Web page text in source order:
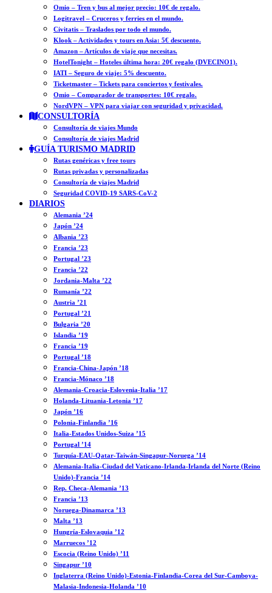
Omio – Tren y bus al mejor precio: 10€ de regalo.
Logitravel – Cruceros y ferries en el mundo.
Civitatis – Traslados por todo el mundo.
Klook – Actividades y tours en Asia: 5€ descuento.
Amazon – Artículos de viaje que necesitas.
HotelTonight – Hoteles última hora: 20€ regalo (DVECINO1).
IATI – Seguro de viaje: 5% descuento.
Ticketmaster – Tickets para conciertos y festivales.
Omio – Comparador de transportes: 10€ regalo.
NordVPN – VPN para viajar con seguridad y privacidad.
CONSULTORÍA
Consultoría de viajes Mundo
Consultoría de viajes Madrid
GUÍA TURISMO MADRID
Rutas genéricas y free tours
Rutas privadas y personalizadas
Consultoría de viajes Madrid
Seguridad COVID-19 SARS-CoV-2
DIARIOS
Alemania ’24
Japón ’24
Albania ’23
Francia ’23
Portugal ’23
Francia ’22
Jordania-Malta ’22
Rumanía ’22
Austria ’21
Portugal ’21
Bulgaria ’20
Islandia ’19
Francia ’19
Portugal ’18
Francia-China-Japón ’18
Francia-Mónaco ’18
Alemania-Croacia-Eslovenia-Italia ’17
Holanda-Lituania-Letonia ’17
Japón ’16
Polonia-Finlandia ’16
Italia-Estados Unidos-Suiza ’15
Portugal ’14
Turquía-EAU-Qatar-Taiwán-Singapur-Noruega ’14
Alemania-Italia-Ciudad del Vaticano-Irlanda-Irlanda del Norte (Reino
Unido)-Francia ’14
Rep. Checa-Alemania ’13
Francia ’13
Noruega-Dinamarca ’13
Malta ’13
Hungría-Eslovaquia ’12
Marruecos ’12
Escocia (Reino Unido) ’11
Singapur ’10
Inglaterra (Reino Unido)-Estonia-Finlandia-Corea del Sur-Camboya-
Malasia-Indonesia-Holanda ’10